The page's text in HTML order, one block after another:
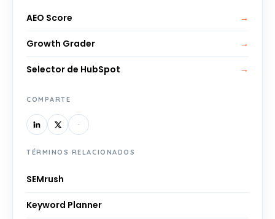
AEO Score →
Growth Grader →
Selector de HubSpot →
COMPARTE
TÉRMINOS RELACIONADOS
SEMrush
Keyword Planner